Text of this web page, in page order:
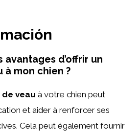
avantages d’offrir un
à mon chien ?
veau à votre chien peut
et aider à renforcer ses
Cela peut également fournir